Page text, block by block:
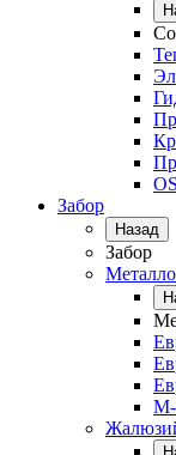
Забор
Назад
Забор
М-